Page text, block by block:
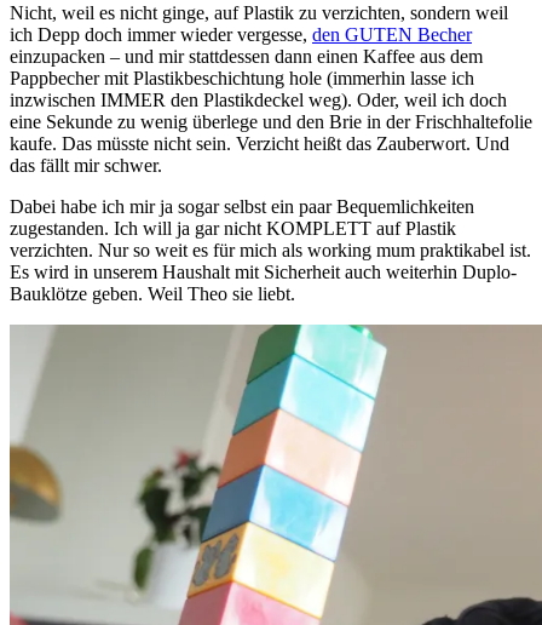
Nicht, weil es nicht ginge, auf Plastik zu verzichten, sondern weil
ich Depp doch immer wieder vergesse, den GUTEN Becher
einzupacken – und mir stattdessen dann einen Kaffee aus dem
Pappbecher mit Plastikbeschichtung hole (immerhin lasse ich
inzwischen IMMER den Plastikdeckel weg). Oder, weil ich doch
eine Sekunde zu wenig überlege und den Brie in der Frischhaltefolie
kaufe. Das müsste nicht sein. Verzicht heißt das Zauberwort. Und
das fällt mir schwer.
Dabei habe ich mir ja sogar selbst ein paar Bequemlichkeiten
zugestanden. Ich will ja gar nicht KOMPLETT auf Plastik
verzichten. Nur so weit es für mich als working mum praktikabel ist.
Es wird in unserem Haushalt mit Sicherheit auch weiterhin Duplo-
Bauklötze geben. Weil Theo sie liebt.